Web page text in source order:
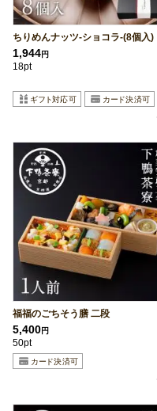
ちりめんナッツ-ショコラ-(8個入)
1,944円
18pt
福福のごちそう膳 二段
5,400円
50pt